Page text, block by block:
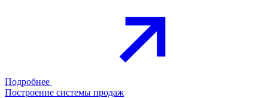
Подробнее
Построение системы продаж